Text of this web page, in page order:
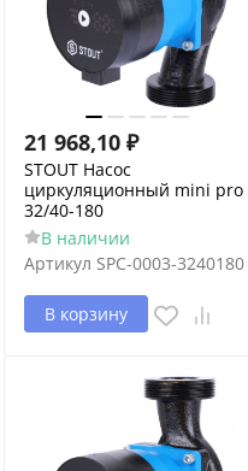
21 968,10 ₽
STOUT Насос
циркуляционный mini pro
32/40-180
В наличии
Артикул SPC-0003-3240180
В корзину